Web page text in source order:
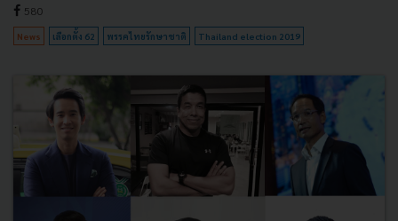
580
News เลือกตั้ง 62 พรรคไทยรักษาชาติ Thailand election 2019